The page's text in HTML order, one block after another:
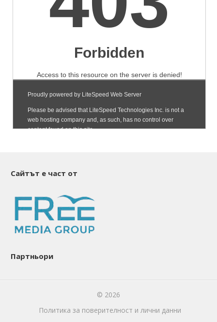
Сайтът е част от
Партньори
© 2026
Политика за поверителност и лични данни